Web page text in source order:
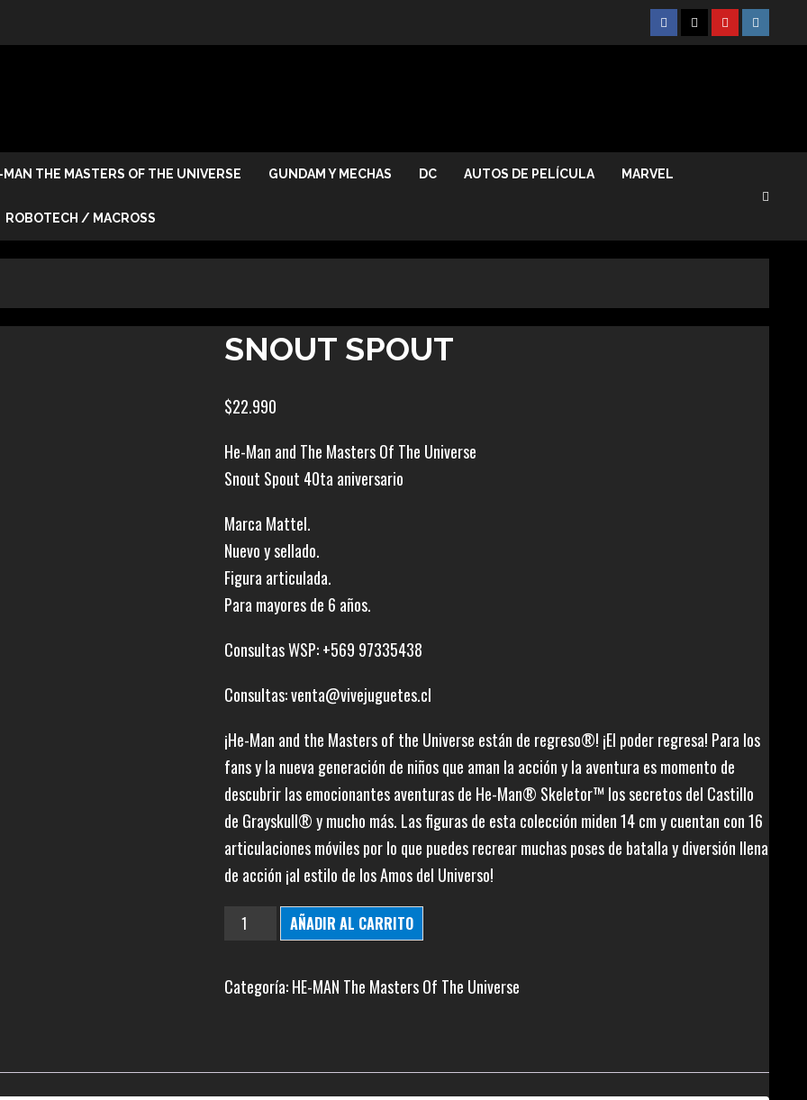
Facebook
TwitterYoutube
MAN THE MASTERS OF THE UNIVERSE GUNDAM Y MECHAS DC AUTOS DE PELÍCULA MARVEL
ROBOTECH / MACROSS
SNOUT SPOUT
$22.990
He-Man and The Masters Of The Universe
Snout Spout 40ta aniversario
Marca Mattel.
Nuevo y sellado.
Figura articulada.
Para mayores de 6 años.
Consultas WSP: +569 97335438
Consultas: venta@vivejuguetes.cl
¡He-Man and the Masters of the Universe están de regreso®! ¡El poder regresa! Para los
fans y la nueva generación de niños que aman la acción y la aventura es momento de
descubrir las emocionantes aventuras de He-Man® Skeletor™ los secretos del Castillo
de Grayskull® y mucho más. Las figuras de esta colección miden 14 cm y cuentan con 16
articulaciones móviles por lo que puedes recrear muchas poses de batalla y diversión llena
de acción ¡al estilo de los Amos del Universo!
SNOUT
AÑADIR AL CARRITO
Categoría:HE-MAN The Masters Of The Universe